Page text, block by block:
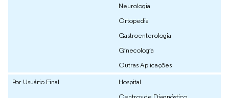
Neurologia
Ortopedia
Gastroenterologia
Ginecologia
Outras Aplicações
Por Usuário Final
Hospital